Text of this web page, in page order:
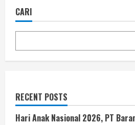
CARI
RECENT POSTS
Hari Anak Nasional 2026, PT